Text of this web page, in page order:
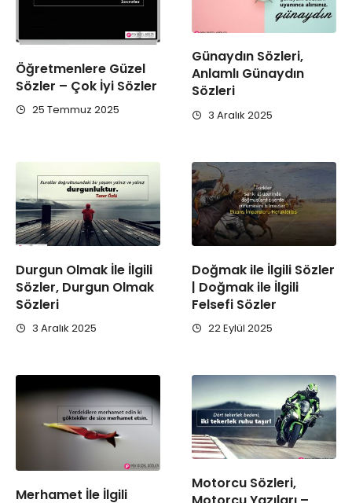
Öğretmenlere Güzel
Sözler – Çok İyi Sözler
25 Temmuz 2025
Günaydın Sözleri,
Anlamlı Günaydın
Sözleri
3 Aralık 2025
Durgun Olmak İle İlgili
Sözler, Durgun Olmak
Sözleri
3 Aralık 2025
Doğmak ile İlgili Sözler
| Doğmak ile İlgili
Felsefi Sözler
22 Eylül 2025
Merhamet İle İlgili
Motorcu Sözleri,